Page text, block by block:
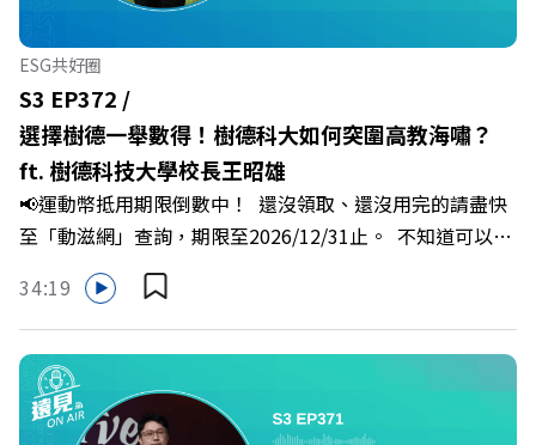
突，學會用「好奇」代替「批判」。即使在變動快速的AI時
代，也能幫自己打造不被成敗輕易定義的強韌自我。 🔺 職
場衝突與霸凌從何而來？🔺 如何用「冰山對話」看穿主管
焦慮，將對立化為合作？🔺 怎麼做到「好奇少一點、批判
少一點」？🔺 面對AI時代的職涯焦慮，如何把自我價值打
分權拿回手裡？ +++++📓《透視職場冰山》新書介紹
>>>https://bookzone.cwgv.com.tw/book/BWL108🎂歡
慶遠見40歲生日！手速搶下破天荒的獨家優惠
>>>https://gvmkt.pse.is/9e5pbz✨關注《遠見》更多的社
群：LINE：https://reurl.cc/A4ELQpIG：
Powered by Firstory Hosting
ESG共好圈
S3 EP372 /
選擇樹德一舉數得！樹德科大如何突圍高教海嘯？
ft. 樹德科技大學校長王昭雄
📢運動幣抵用期限倒數中！ 還沒領取、還沒用完的請盡快
至「動滋網」查詢，期限至2026/12/31止。 不知道可以在
哪裡使用嗎？ 上「動滋網」【合作店家】專區，全台五千
多家合作業者任你選，馬上來找適用地點！ ➡️
https://fstry.pse.is/9epct2 —— 以上為 FMTaiwan 與
Firstory Podcast 廣告 —— 在少子化浪潮、私校面臨退場
海嘯的嚴峻考驗下，南台灣的技職學校該如何轉型突圍？
本集《遠見ON AIR》邀請到樹德科技大學校長王昭雄，帶
34:19